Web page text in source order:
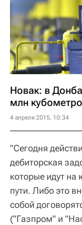
Новак: в
млн
4 апреля 2015, 10:34
"Сегодня
дебиторская
которые идут на
пути. Либо это
собой
("Газпром" и